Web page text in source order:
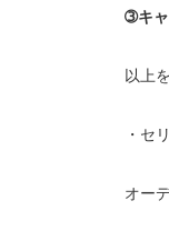
➂キャ
以上
・セ
オー